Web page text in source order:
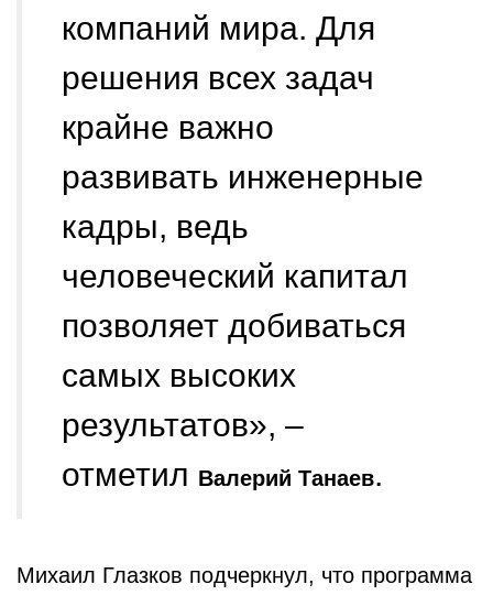
компаний мира. Для
решения всех задач
крайне важно
развивать инженерные
кадры, ведь
человеческий капитал
позволяет добиваться
самых высоких
результатов», –
отметил Валерий Танаев.
Михаил Глазков подчеркнул, что программа